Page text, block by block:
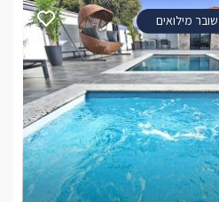
שובר מילואים